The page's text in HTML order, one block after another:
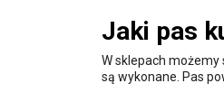
Jaki pas
W sklepach możemy
są wykonane. Pas